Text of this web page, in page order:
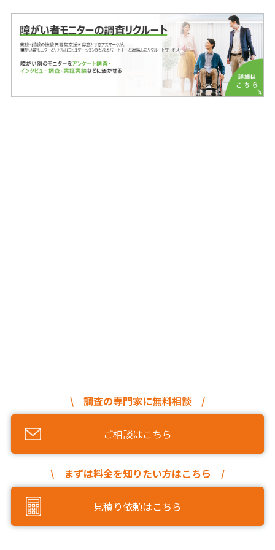
\ 調査の専門家に無料相談 /
ご相談はこちら
\ まずは料金を知りたい方はこちら /
見積り依頼はこちら